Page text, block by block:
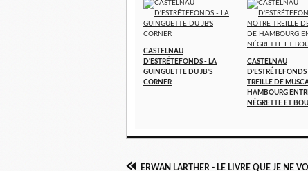
CASTELNAU
D'ESTRÉTEFONDS - LA
GUINGUETTE DU JB'S
CORNER
CASTELNAU
TREILLE DE
HAMBOURG
NÉGRETTE ET
ERWAN LARTHER - LE LIVRE QUE JE NE